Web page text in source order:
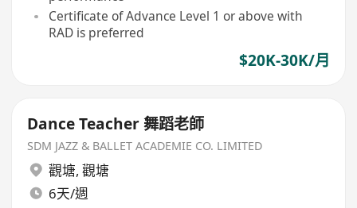
Certificate of Advance Level 1 or above with
RAD is preferred
$20K-30K/月
Dance Teacher 舞蹈老師
SDM JAZZ & BALLET ACADEMIE CO. LIMITED
觀塘, 觀塘
6天/週